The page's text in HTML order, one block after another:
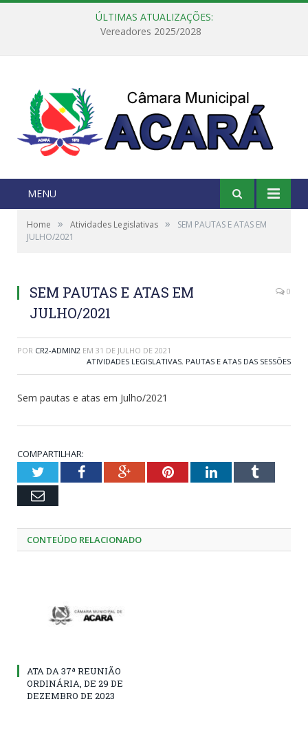
ÚLTIMAS ATUALIZAÇÕES:
MENU
Home » Atividades Legislativas »
SEM PAUTAS E ATAS EM
JULHO/2021
SEM PAUTAS E ATAS EM
JULHO/2021
0
POR CR2-ADMIN2 EM 31 DE JULHO DE 2021
ATIVIDADES LEGISLATIVAS, PAUTAS E ATAS DAS SESSÕES
Sem pautas e atas em Julho/2021
COMPARTILHAR:
TwitterFacebookGoogle+PinterestLinkedInTumblr
Email
CONTEÚDO RELACIONADO
ATA DA 37ª REUNIÃO
ORDINÁRIA, DE 29 DE
DEZEMBRO DE 2023